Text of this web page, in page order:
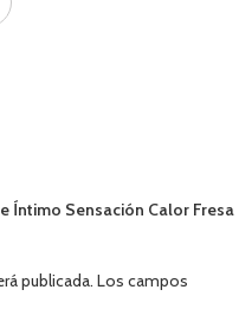
Íntimo Sensación Calor Fresa
publicada. Los campos